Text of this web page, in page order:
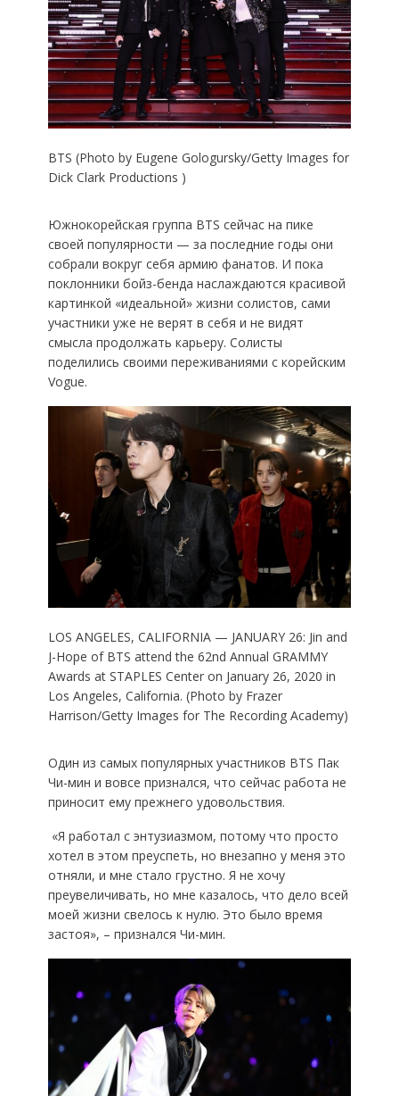
BTS (Photo by Eugene Gologursky/Getty Images for
Dick Clark Productions )
Южнокорейская группа BTS сейчас на пике
своей популярности — за последние годы они
собрали вокруг себя армию фанатов. И пока
поклонники бойз-бенда наслаждаются красивой
картинкой «идеальной» жизни солистов, сами
участники уже не верят в себя и не видят
смысла продолжать карьеру. Солисты
поделились своими переживаниями с корейским
Vogue.
LOS ANGELES, CALIFORNIA — JANUARY 26: Jin and
J-Hope of BTS attend the 62nd Annual GRAMMY
Awards at STAPLES Center on January 26, 2020 in
Los Angeles, California. (Photo by Frazer
Harrison/Getty Images for The Recording Academy)
Один из самых популярных участников BTS Пак
Чи-мин и вовсе признался, что сейчас работа не
приносит ему прежнего удовольствия.
«Я работал с энтузиазмом, потому что просто
хотел в этом преуспеть, но внезапно у меня это
отняли, и мне стало грустно. Я не хочу
преувеличивать, но мне казалось, что дело всей
моей жизни свелось к нулю. Это было время
застоя», – признался Чи-мин.